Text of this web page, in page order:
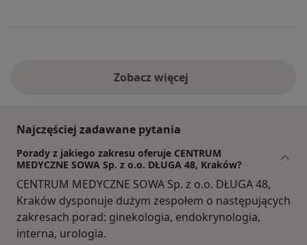
Zobacz więcej
Najczęściej zadawane pytania
Porady z jakiego zakresu oferuje CENTRUM
MEDYCZNE SOWA Sp. z o.o. DŁUGA 48, Kraków?
CENTRUM MEDYCZNE SOWA Sp. z o.o. DŁUGA 48,
Kraków dysponuje dużym zespołem o następujących
zakresach porad: ginekologia, endokrynologia,
interna, urologia.